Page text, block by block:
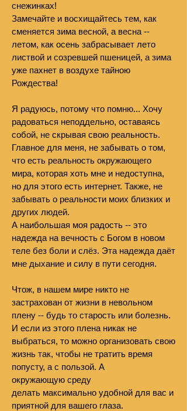
снежинках!
Замечайте и восхищайтесь тем, как
сменяется зима весной, а весна --
летом, как осень забрасывает лето
листвой и созревшей пшеницей, а зима
уже пахнет в воздухе тайною
Рождества!
Я радуюсь, потому что помню... Хочу
радоваться неподдельно, оставаясь
собой, не скрывая свою реальность.
Главное для меня, не забывать о том,
что есть реальность окружающего
мира, которая хоть мне и недоступна,
но для этого есть интернет. Также, не
забывать о реальности моих близких и
других людей.
А наибольшая моя радость -- это
надежда на вечность с Богом в новом
теле без боли и слёз. Эта надежда даёт
мне дыхание и силу в пути сегодня.
Чтож, в нашем мире никто не
застрахован от жизни в невольном
плену -- будь то старость или болезнь.
И если из этого плена никак не
выбраться, то можно организовать свою
жизнь так, чтобы не тратить время
попусту, а с пользой. А
окружающую среду
делать максимально удобной для вас и
приятной для вашего глаза.